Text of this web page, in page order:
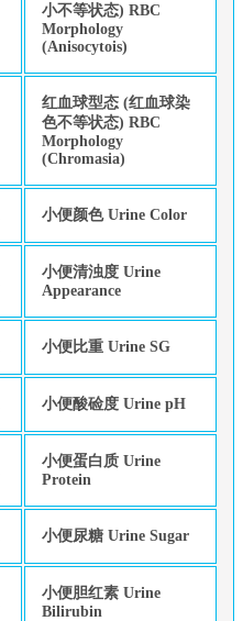
小不等状态) RBC
Morphology
(Anisocytois)
红血球型态 (红血球染
色不等状态) RBC
Morphology
(Chromasia)
小便颜色 Urine Color
小便清浊度 Urine
Appearance
小便比重 Urine SG
小便酸硷度 Urine pH
小便蛋白质 Urine
Protein
小便尿糖 Urine Sugar
小便胆红素 Urine
Bilirubin